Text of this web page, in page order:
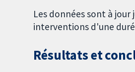
Les données sont à jour
interventions d'une
Résultats et